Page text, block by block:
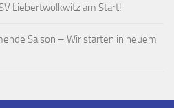
Liebertwolkwitz am Start!
Saison – Wir starten in neuem